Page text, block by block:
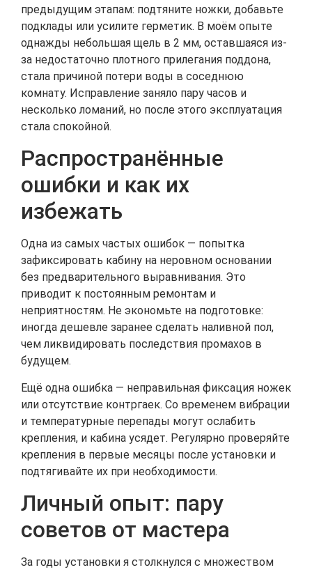
предыдущим этапам: подтяните ножки, добавьте
подклады или усилите герметик. В моём опыте
однажды небольшая щель в 2 мм, оставшаяся из-
за недостаточно плотного прилегания поддона,
стала причиной потери воды в соседнюю
комнату. Исправление заняло пару часов и
несколько ломаний, но после этого эксплуатация
стала спокойной.
Распространённые
ошибки и как их
избежать
Одна из самых частых ошибок — попытка
зафиксировать кабину на неровном основании
без предварительного выравнивания. Это
приводит к постоянным ремонтам и
неприятностям. Не экономьте на подготовке:
иногда дешевле заранее сделать наливной пол,
чем ликвидировать последствия промахов в
будущем.
Ещё одна ошибка — неправильная фиксация ножек
или отсутствие контргаек. Со временем вибрации
и температурные перепады могут ослабить
крепления, и кабина усядет. Регулярно проверяйте
крепления в первые месяцы после установки и
подтягивайте их при необходимости.
Личный опыт: пару
советов от мастера
За годы установки я столкнулся с множеством